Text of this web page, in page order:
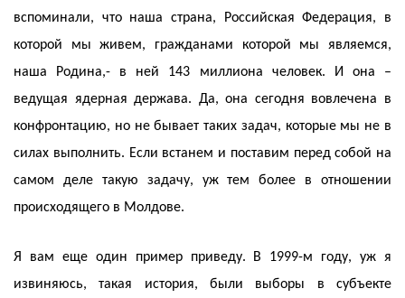
вспоминали, что наша страна, Российская Федерация, в
которой мы живем, гражданами которой мы являемся,
наша Родина,- в ней 143 миллиона человек. И она –
ведущая ядерная держава. Да, она сегодня вовлечена в
конфронтацию, но не бывает таких задач, которые мы не в
силах выполнить. Если встанем и поставим перед собой на
самом деле такую задачу, уж тем более в отношении
происходящего в Молдове.
Я вам еще один пример приведу. В 1999-м году, уж я
извиняюсь, такая история, были выборы в субъекте